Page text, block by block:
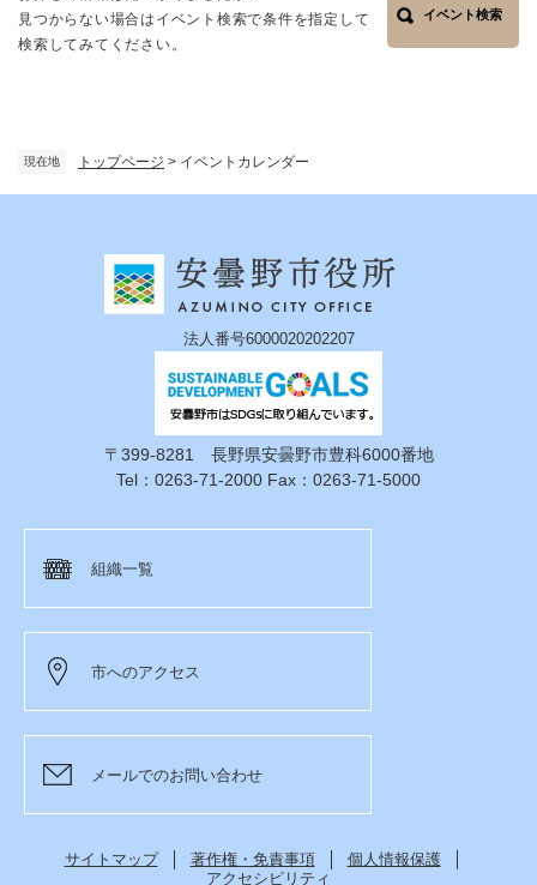
現在地 トップページ > イベントカレンダー
見つからない場合はイベント検索で条件を指定して
検索してみてください。
イベント検索
法人番号6000020202207
〒399-8281 長野県安曇野市豊科6000番地
Tel：0263-71-2000 Fax：0263-71-5000
組織一覧
市へのアクセス
メールでのお問い合わせ
サイトマップ 著作権・免責事項
個人情報保護
アクセシビリティ